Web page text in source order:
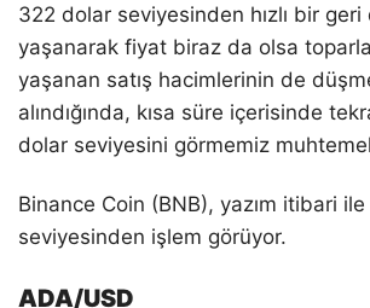
322 dolar seviyesinden hızlı bir geri
yaşanarak fiyat biraz da olsa
yaşanan satış hacimlerinin de
alındığında, kısa süre içerisinde
dolar seviyesini görmemiz
Binance Coin (BNB), yazım itibari
seviyesinden işlem görüyor.
ADA/USD